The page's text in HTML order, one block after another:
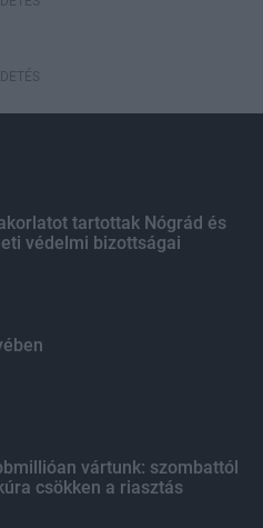
tartottak Nógrád és
védelmi bizottságai
vártunk: szombattól
csökken a riasztás